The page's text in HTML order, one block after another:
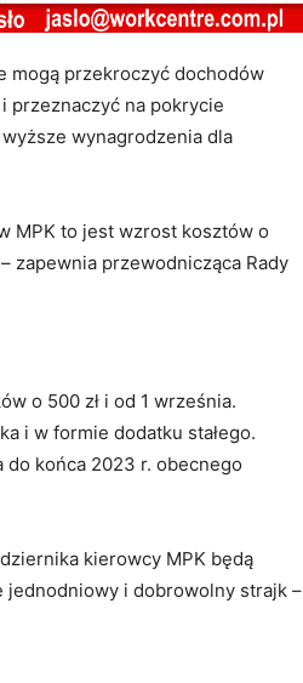
mogą przekroczyć dochodów
przeznaczyć na pokrycie
wynagrodzenia dla
MPK to jest wzrost kosztów o
zapewnia przewodnicząca Rady
o 500 zł i od 1 września.
i w formie dodatku stałego.
końca 2023 r. obecnego
kierowcy MPK będą
jednodniowy i dobrowolny strajk –